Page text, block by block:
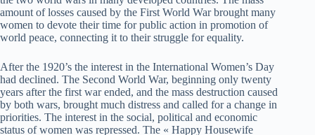
amount of losses caused by the First World War brought many
women to devote their time for public action in promotion of
world peace, connecting it to their struggle for equality.
After the 1920’s the interest in the International Women’s Day
had declined. The Second World War, beginning only twenty
years after the first war ended, and the mass destruction caused
by both wars, brought much distress and called for a change in
priorities. The interest in the social, political and economic
status of women was repressed. The « Happy Housewife